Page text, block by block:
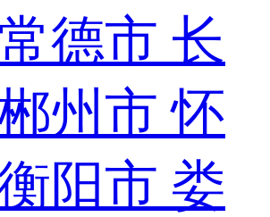
常德市 长
州市 怀
阳市 娄